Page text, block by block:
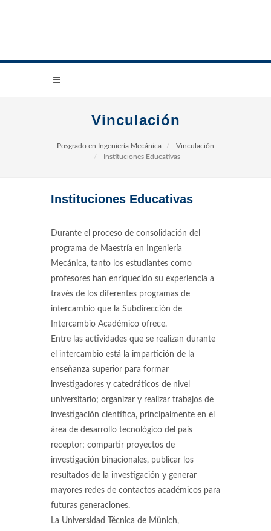
Vinculación
Posgrado en Ingeniería Mecánica
Vinculación
Instituciones Educativas
Instituciones Educativas
Durante el proceso de consolidación del
programa de Maestría en Ingeniería
Mecánica, tanto los estudiantes como
profesores han enriquecido su experiencia a
través de los diferentes programas de
intercambio que la Subdirección de
Intercambio Académico ofrece.
Entre las actividades que se realizan durante
el intercambio está la impartición de la
enseñanza superior para formar
investigadores y catedráticos de nivel
universitario; organizar y realizar trabajos de
investigación científica, principalmente en el
área de desarrollo tecnológico del país
receptor; compartir proyectos de
investigación binacionales, publicar los
resultados de la investigación y generar
mayores redes de contactos académicos para
futuras generaciones.
La Universidad Técnica de Münich,